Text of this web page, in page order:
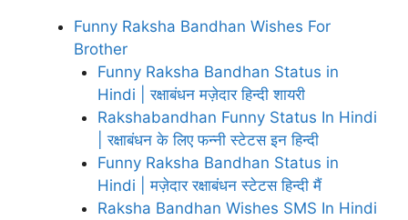
Funny Raksha Bandhan Wishes For
Brother
Funny Raksha Bandhan Status in
Hindi | रक्षाबंधन मज़ेदार हिन्दी शायरी
Rakshabandhan Funny Status In Hindi
| रक्षाबंधन के लिए फन्नी स्टेटस इन हिन्दी
Funny Raksha Bandhan Status in
Hindi | मज़ेदार रक्षाबंधन स्टेटस हिन्दी मैं
Raksha Bandhan Wishes SMS In Hindi